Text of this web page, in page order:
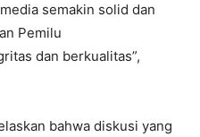
semakin solid dan
Pemilu
dan berkualitas”,
bahwa diskusi yang